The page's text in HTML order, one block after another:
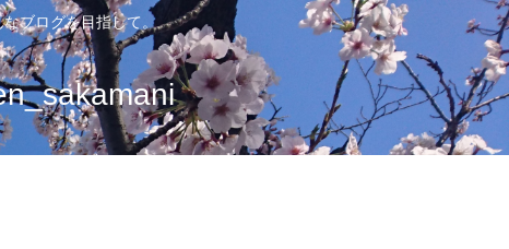
ブログを目指して。